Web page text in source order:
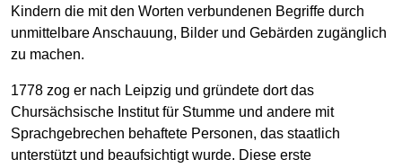
Kindern die mit den Worten verbundenen Begriffe durch
unmittelbare Anschauung, Bilder und Gebärden zugänglich
zu machen.
1778 zog er nach Leipzig und gründete dort das
Chursächsische Institut für Stumme und andere mit
Sprachgebrechen behaftete Personen, das staatlich
unterstützt und beaufsichtigt wurde. Diese erste